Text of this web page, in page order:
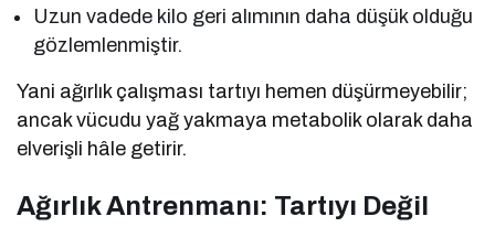
Uzun vadede kilo geri alımının daha düşük olduğu
gözlemlenmiştir.
Yani ağırlık çalışması tartıyı hemen düşürmeyebilir;
ancak vücudu yağ yakmaya metabolik olarak daha
elverişli hâle getirir.
Ağırlık Antrenmanı: Tartıyı Değil